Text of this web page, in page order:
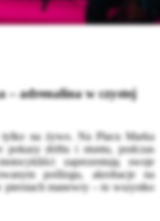
– adrenalina w czystej
tylko na żywo. Na Placu Marka
pokazy driftu i stuntu, podczas
zaprezentują swoje
poślizgu, akrobacje na
piersiach manewry – to wszystko